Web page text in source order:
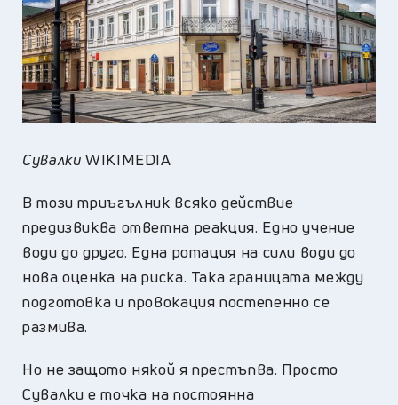
Сувалки WIKIMEDIA
В този триъгълник всяко действие
предизвиква ответна реакция. Едно учение
води до друго. Една ротация на сили води до
нова оценка на риска. Така границата между
подготовка и провокация постепенно се
размива.
Но не защото някой я престъпва. Просто
Сувалки е точка на постоянна